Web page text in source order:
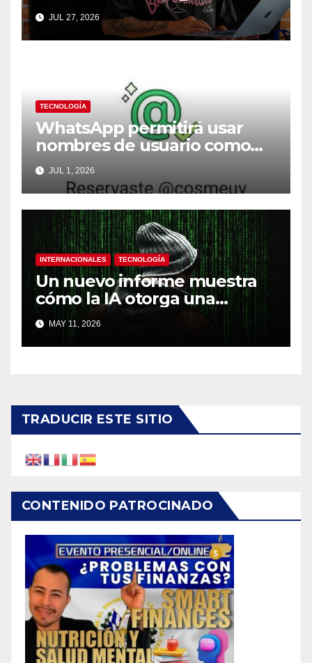
JUL 27, 2026
TECNOLOGÍA
WhatsApp permitirá usar
nombres de usuario como
contacto
JUL 1, 2026
INTERNACIONALES TECNOLOGÍA
Un nuevo informe muestra
cómo la IA otorga una
ventaja competitiva a la
ciberseguridad
MAY 11, 2026
TRADUCIR ESTE SITIO
CONTENIDO PATROCINADO